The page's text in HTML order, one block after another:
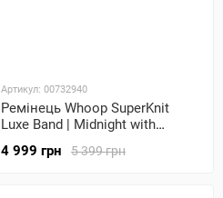
Артикул: 00732940
Ремінець Whoop SuperKnit
Luxe Band | Midnight with
One/Peak/MG Life
5 399 грн
4 999 грн